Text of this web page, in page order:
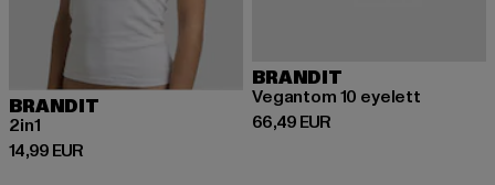
BRANDIT
2in1
14,99 EUR
Derzeitiger Preis: 14,99 EUR
BRANDIT
Vegantom 10 eyelett
66,49 EUR
Derzeitiger Preis: 66,49 EUR